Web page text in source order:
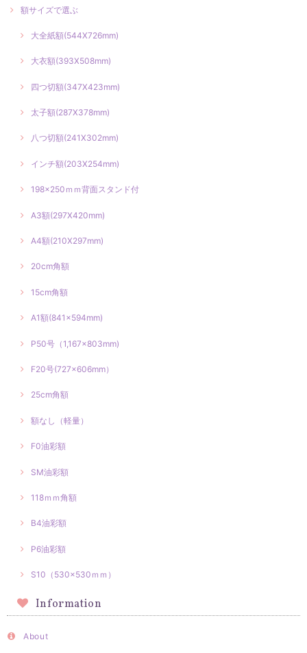
額サイズで選ぶ
大全紙額(544X726mm)
大衣額(393X508mm)
四つ切額(347X423mm)
太子額(287X378mm)
八つ切額(241X302mm)
インチ額(203X254mm)
198×250ｍｍ背面スタンド付
A3額(297X420mm)
A4額(210X297mm)
20cm角額
15cm角額
A1額(841×594mm)
P50号（1,167×803mm)
F20号(727×606mm）
25cm角額
額なし（軽量）
F0油彩額
SM油彩額
118ｍｍ角額
B4油彩額
P6油彩額
S10（530×530ｍｍ）
Information
About